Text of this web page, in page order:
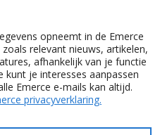
opneemt in de Emerce
relevant nieuws, artikelen,
afhankelijk van je functie
kunt je interesses aanpassen
Emerce e-mails kan altijd.
privacyverklaring.